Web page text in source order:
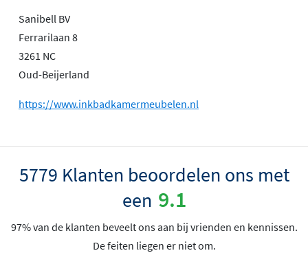
Sanibell BV
Ferrarilaan 8
3261 NC
Oud-Beijerland
https://www.inkbadkamermeubelen.nl
5779 Klanten beoordelen ons met
een 9.1
97% van de klanten beveelt ons aan bij vrienden en kennissen.
De feiten liegen er niet om.